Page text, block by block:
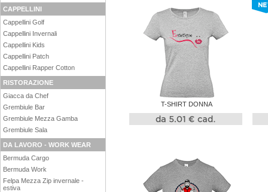
CAPPELLINI
Cappellini Golf
Cappellini Invernali
Cappellini Kids
Cappellini Patch
Cappellini Rapper Cotton
RISTORAZIONE
Giacca da Chef
Grembiule Bar
Grembiule Mezza Gamba
Grembiule Sala
DA LAVORO - WORK WEAR
Bermuda Cargo
Bermuda Work
Felpa Mezza Zip invernale -
estiva
T-SHIRT DONNA